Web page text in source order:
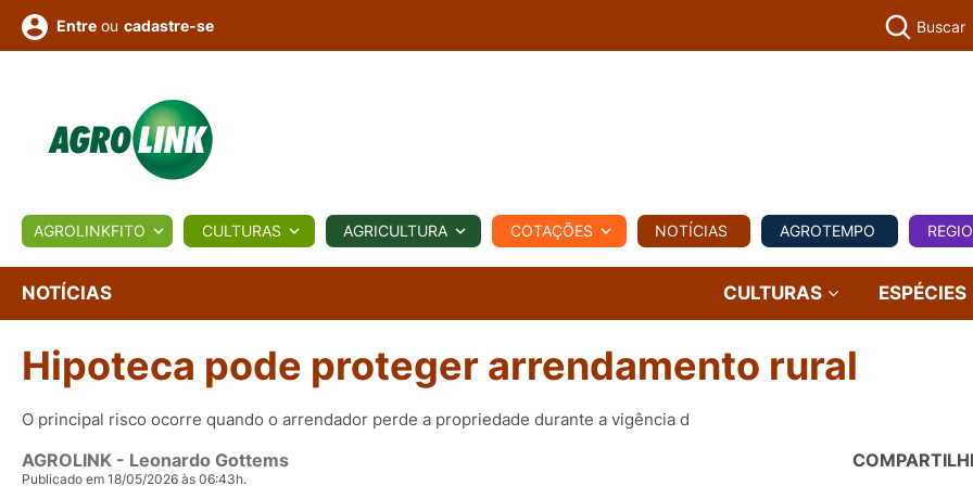
BIOLÓGICOS COTAÇÕES NOTÍCIAS AGROTEMPO REGIONAL COMERCIAL AGROVIAGENS
Conversor Colunistas Eventos
Vídeos
Entre ou cadastre-se Buscar
AGROLINKFITO CULTURAS AGRICULTURA COTAÇÕES NOTÍCIAS AGROTEMPO
NOTÍCIAS CULTURAS ESPÉCIES
Hipoteca pode proteger arrendamento rural
O principal risco ocorre quando o arrendador perde a propriedade durante a vigência d
AGROLINK - Leonardo Gottems
Publicado em 18/05/2026 às 06:43h.